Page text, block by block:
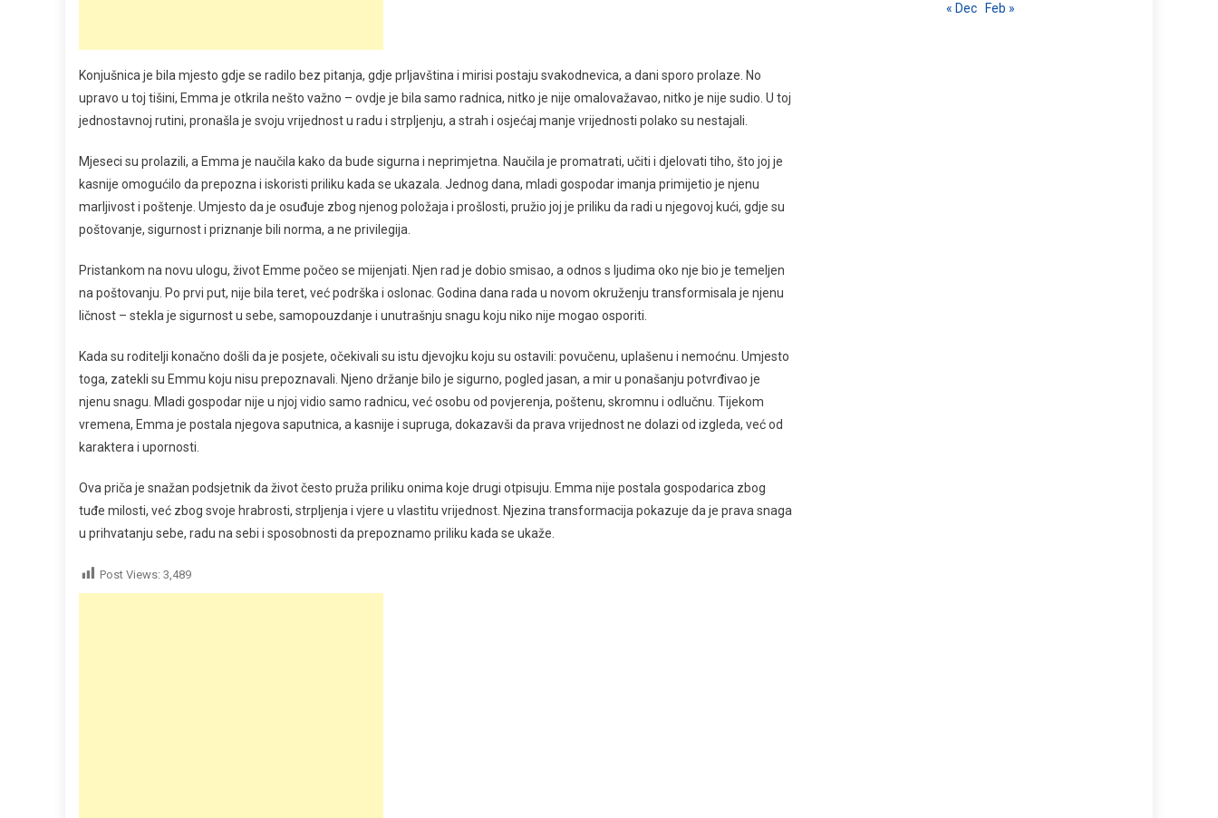
Konjušnica je bila mjesto gdje se radilo bez pitanja, gdje prljavština i mirisi postaju svakodnevica, a dani sporo prolaze. No
upravo u toj tišini, Emma je otkrila nešto važno – ovdje je bila samo radnica, nitko je nije omalovažavao, nitko je nije sudio. U toj
jednostavnoj rutini, pronašla je svoju vrijednost u radu i strpljenju, a strah i osjećaj manje vrijednosti polako su nestajali.
Mjeseci su prolazili, a Emma je naučila kako da bude sigurna i neprimjetna. Naučila je promatrati, učiti i djelovati tiho, što joj je
kasnije omogućilo da prepozna i iskoristi priliku kada se ukazala. Jednog dana, mladi gospodar imanja primijetio je njenu
marljivost i poštenje. Umjesto da je osuđuje zbog njenog položaja i prošlosti, pružio joj je priliku da radi u njegovoj kući, gdje su
poštovanje, sigurnost i priznanje bili norma, a ne privilegija.
Pristankom na novu ulogu, život Emme počeo se mijenjati. Njen rad je dobio smisao, a odnos s ljudima oko nje bio je temeljen
na poštovanju. Po prvi put, nije bila teret, već podrška i oslonac. Godina dana rada u novom okruženju transformisala je njenu
ličnost – stekla je sigurnost u sebe, samopouzdanje i unutrašnju snagu koju niko nije mogao osporiti.
Kada su roditelji konačno došli da je posjete, očekivali su istu djevojku koju su ostavili: povučenu, uplašenu i nemoćnu. Umjesto
toga, zatekli su Emmu koju nisu prepoznavali. Njeno držanje bilo je sigurno, pogled jasan, a mir u ponašanju potvrđivao je
njenu snagu. Mladi gospodar nije u njoj vidio samo radnicu, već osobu od povjerenja, poštenu, skromnu i odlučnu. Tijekom
vremena, Emma je postala njegova saputnica, a kasnije i supruga, dokazavši da prava vrijednost ne dolazi od izgleda, već od
karaktera i upornosti.
Ova priča je snažan podsjetnik da život često pruža priliku onima koje drugi otpisuju. Emma nije postala gospodarica zbog
tuđe milosti, već zbog svoje hrabrosti, strpljenja i vjere u vlastitu vrijednost. Njezina transformacija pokazuje da je prava snaga
u prihvatanju sebe, radu na sebi i sposobnosti da prepoznamo priliku kada se ukaže.
Post Views: 3,489
« Dec Feb »